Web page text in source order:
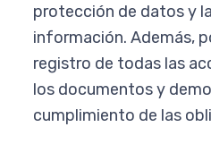
protección de datos y
información. Además,
registro de todas las
los documentos y
cumplimiento de las